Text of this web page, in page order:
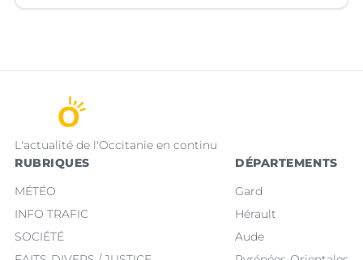
L'actualité de l'Occitanie en continu
RUBRIQUES
MÉTÉO
INFO TRAFIC
SOCIÉTÉ
DÉPARTEMENTS
Gard
Hérault
Aude